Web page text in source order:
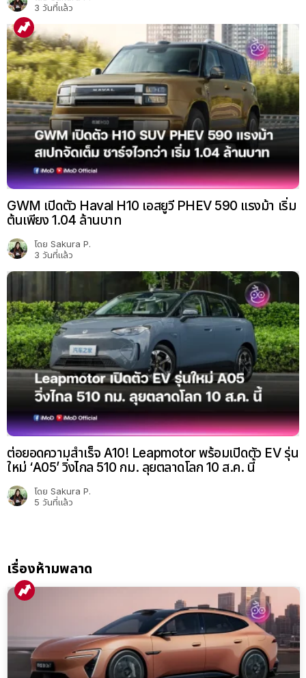
3 วันที่แล้ว
GWM เปิดตัว Haval H10 เอสยูวี PHEV 590 แรงม้า เริ่ม
ต้นเพียง 1.04 ล้านบาท
โดย Sakura P.
3 วันที่แล้ว
ต่อยอดความสำเร็จ A10! Leapmotor พร้อมเปิดตัว EV รุ่น
ใหม่ ‘A05’ วิ่งไกล 510 กม. ลุยตลาดโลก 10 ส.ค. นี้
โดย Sakura P.
5 วันที่แล้ว
เรื่องห้ามพลาด